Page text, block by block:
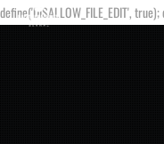
define('DISALLOW_FILE_EDIT',